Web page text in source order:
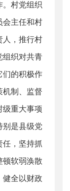
。村党组织
会主任和村
人，推行村
组织对共青
们的积极作
机制、监督
级重大事项
别是县级党
任，坚持抓
顿软弱涣散
健全以财政